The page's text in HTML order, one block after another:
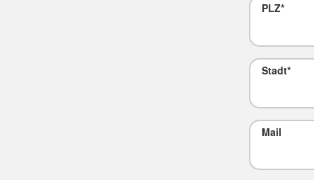
PLZ*
Stadt*
Mail